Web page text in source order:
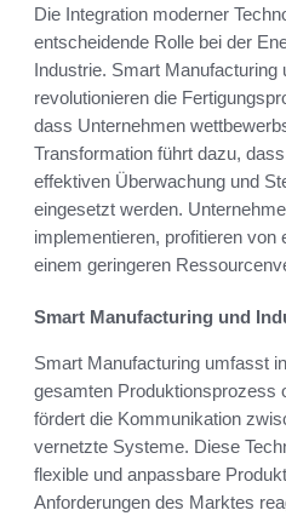
Die Integration moderner
entscheidende Rolle bei der
Industrie. Smart Manufacturing
revolutionieren die
dass Unternehmen
Transformation führt dazu,
effektiven Überwachung und
eingesetzt werden.
implementieren, profitieren von
einem geringeren
Smart Manufacturing und
Smart Manufacturing umfasst
gesamten Produktionsprozess
fördert die Kommunikation
vernetzte Systeme. Diese
flexible und anpassbare
Anforderungen des Marktes